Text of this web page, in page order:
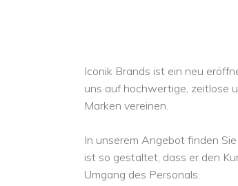
Iconik Brands ist ein neu
uns auf hochwertige, zeitlose
Marken vereinen.
In unserem Angebot finden
ist so gestaltet, dass er den
Umgang des Personals.